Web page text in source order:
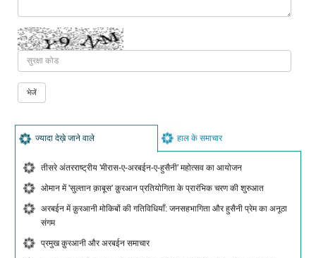
ज्यादा देख़े जाने वाले हाल के समाचार
तीसरे अंतरराष्ट्रीय 'मीरास-ए-अरबईन-ए-हुसैनी' महोत्सव का आयोजन
ओमान में 'सुल्तान क़ाबूस' क़ुरआन प्रतियोगिता के प्रारंभिक चरण की शुरुआत
अरबईन में क़ुरआनी मोकिबों की गतिविधियाँ: जनसहभागिता और हुसैनी प्रेम का अनूठा
संगम
प्रमुख क़ुरआनी और अरबईन समाचार